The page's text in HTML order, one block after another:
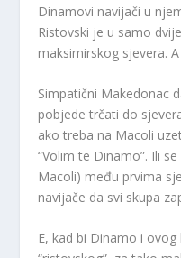
Dinamovi navijači u
Ristovski je u samo
maksimirskog sjevera.
Simpatični Makedonac
pobjede trčati do
ako treba na Macoli
“Volim te Dinamo”. Ili
Macoli) među prvima
navijače da svi skupa
E, kad bi Dinamo i